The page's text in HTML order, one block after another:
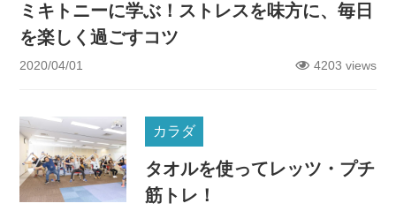
ミキトニーに学ぶ！ストレスを味方に、毎日
を楽しく過ごすコツ
2020/04/01 4203 views
カラダ
タオルを使ってレッツ・プチ
筋トレ！